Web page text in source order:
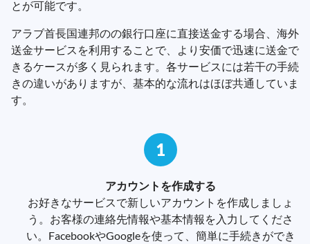
とが可能です。
アラブ首長国連邦のの銀行口座に直接送金する場合、海外
送金サービスを利用することで、より安価で迅速に送金で
きるケースが多く見られます。各サービスには若干の手続
きの違いがありますが、基本的な流れはほぼ共通していま
す。
1
アカウントを作成する
お好きなサービスで新しいアカウントを作成しましょ
う。お客様の連絡先情報や基本情報を入力してくださ
い。FacebookやGoogleを使って、簡単に手続きができ